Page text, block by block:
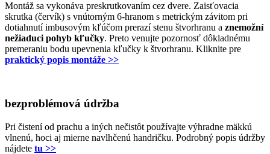
Montáž sa vykonáva preskrutkovaním cez dvere. Zaisťovacia
skrutka (červík) s vnútorným 6-hranom s metrickým závitom pri
dotiahnutí imbusovým kľúčom prerazí stenu štvorhranu a znemožní
nežiaduci pohyb kľučky. Preto venujte pozornosť dôkladnému
premeraniu bodu upevnenia kľučky k štvorhranu. Kliknite pre
praktický popis montáže >>
bezproblémová údržba
Pri čistení od prachu a iných nečistôt používajte výhradne mäkkú
vlnenú, hoci aj mierne navlhčenú handričku. Podrobný popis údržby
nájdete tu >>